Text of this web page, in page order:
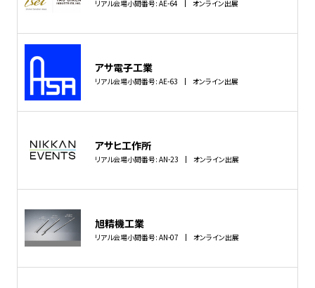
リアル会場小間番号: AE-64 オンライン出展
アサ電子工業
リアル会場小間番号: AE-63 オンライン出展
アサヒ工作所
リアル会場小間番号: AN-23 オンライン出展
旭精機工業
リアル会場小間番号: AN-07 オンライン出展